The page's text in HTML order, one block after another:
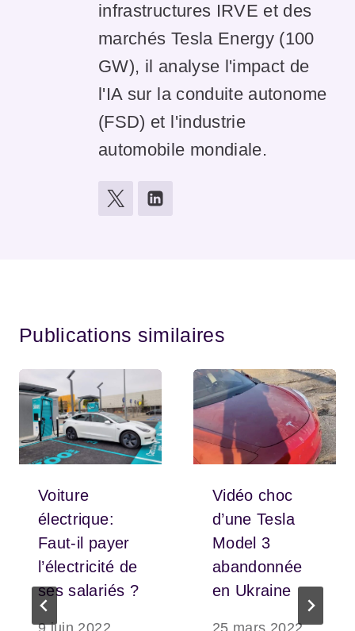
infrastructures IRVE et des
marchés Tesla Energy (100
GW), il analyse l'impact de
l'IA sur la conduite autonome
(FSD) et l'industrie
automobile mondiale.
Publications similaires
Voiture
électrique:
Faut-il payer
l’électricité de
ses salariés ?
9 juin 2022
Vidéo choc
d’une Tesla
Model 3
abandonnée
en Ukraine
25 mars 2022